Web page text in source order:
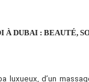
À DUBAI : BEAUTÉ,
luxueux, d’un